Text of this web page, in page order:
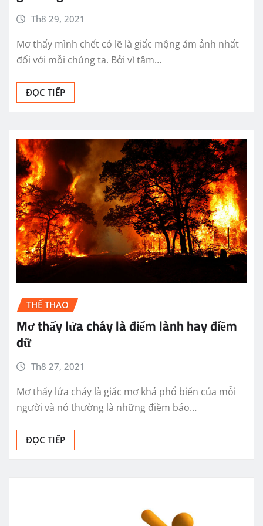
Th8 29, 2021
Mơ thấy mình chết có lẽ là giấc mộng ám ảnh nhất
đối với mỗi chúng ta. Bởi vì tâm…
ĐỌC TIẾP
THỂ THAO
Mơ thấy lửa cháy là điểm lành hay điềm
dữ
Th8 27, 2021
Mơ thấy lửa cháy là giấc mơ khá phổ biến của mỗi
người và nó thường là những điềm báo…
ĐỌC TIẾP